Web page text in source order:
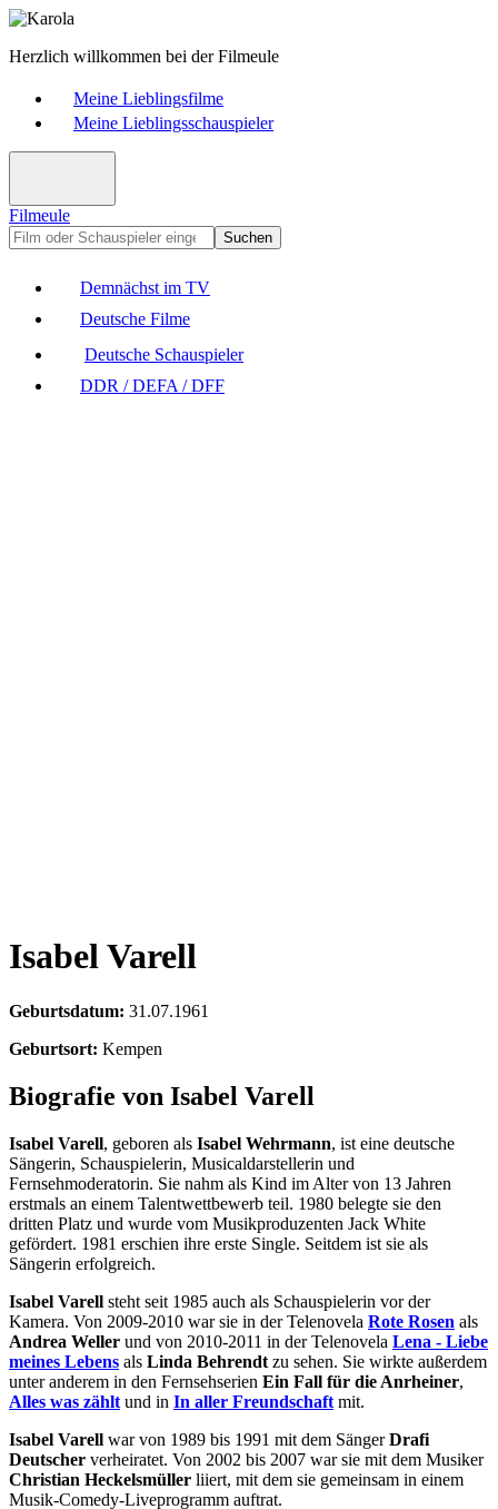
Herzlich willkommen bei der Filmeule
Meine Lieblingsfilme
Meine Lieblingsschauspieler
Filmeule
Suchen
Demnächst im TV
Deutsche Filme
Deutsche Schauspieler
DDR / DEFA / DFF
Isabel Varell
Geburtsdatum: 31.07.1961
Geburtsort: Kempen
Biografie von Isabel Varell
Isabel Varell, geboren als Isabel Wehrmann, ist eine deutsche
Sängerin, Schauspielerin, Musicaldarstellerin und
Fernsehmoderatorin. Sie nahm als Kind im Alter von 13 Jahren
erstmals an einem Talentwettbewerb teil. 1980 belegte sie den
dritten Platz und wurde vom Musikproduzenten Jack White
gefördert. 1981 erschien ihre erste Single. Seitdem ist sie als
Sängerin erfolgreich.
Isabel Varell steht seit 1985 auch als Schauspielerin vor der
Kamera. Von 2009-2010 war sie in der Telenovela Rote Rosen als
Andrea Weller und von 2010-2011 in der Telenovela Lena - Liebe
meines Lebens als Linda Behrendt zu sehen. Sie wirkte außerdem
unter anderem in den Fernsehserien Ein Fall für die Anrheiner,
Alles was zählt und in In aller Freundschaft mit.
Isabel Varell war von 1989 bis 1991 mit dem SängerDrafi
Deutscher verheiratet. Von 2002 bis 2007 war sie mit dem Musiker
Christian Heckelsmüller liiert, mit dem sie gemeinsam in einem
Musik-Comedy-Liveprogramm auftrat.